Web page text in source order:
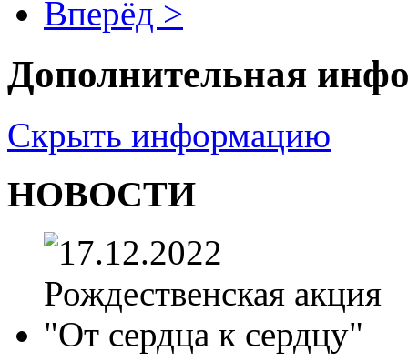
Вперёд >
Дополнительная
Скрыть информацию
НОВОСТИ